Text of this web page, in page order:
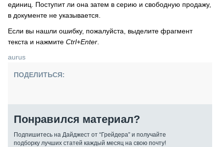
единиц. Поступит ли она затем в серию и свободную продажу,
в документе не указывается.
Если вы нашли ошибку, пожалуйста, выделите фрагмент
текста и нажмите Ctrl+Enter
aurus
ПОДЕЛИТЬСЯ:
Понравился материал?
Подпишитесь на Дайджест от “Грейдера” и получайте
подборку лучших статей каждый месяц на свою почту!